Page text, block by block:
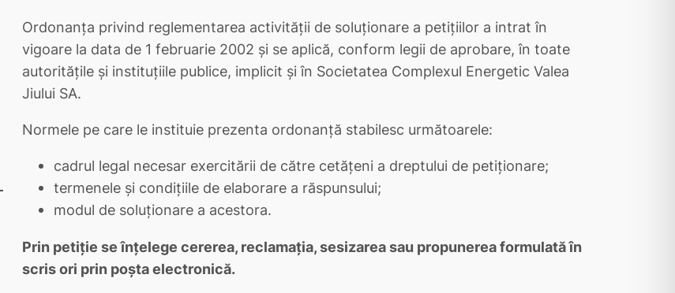
Ordonanţa privind reglementarea activităţii de soluţionare a petiţiilor a intrat în
vigoare la data de 1 februarie 2002 şi se aplică, conform legii de aprobare, în toate
autorităţile şi instituţiile publice, implicit şi în Societatea Complexul Energetic Valea
Jiului SA.
Normele pe care le instituie prezenta ordonanţă stabilesc următoarele:
cadrul legal necesar exercitării de către cetăţeni a dreptului de petiţionare;
termenele şi condiţiile de elaborare a răspunsului;
modul de soluţionare a acestora.
Prin petiţie se înţelege cererea, reclamaţia, sesizarea sau propunerea formulată în
scris ori prin poşta electronică.